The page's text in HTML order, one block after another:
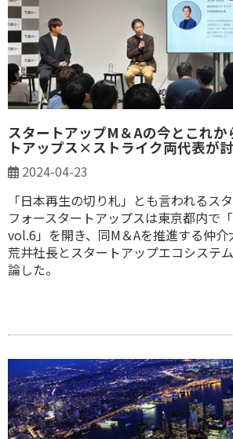
スタートアップM＆Aの今とこれか
トアップス×ストライク両代表が
2024-04-23
「日本再生の切り札」とも言われるス
フォースタートアップスは東京都内で
vol.6」を開き、同M＆Aを推進する仲
荒井社長とスタートアップエコシステ
論した。